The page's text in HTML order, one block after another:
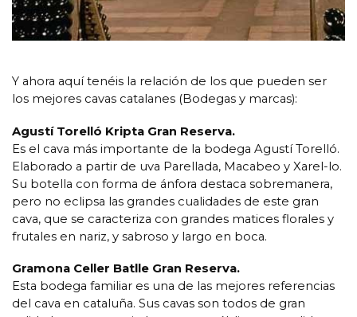
Y ahora aquí tenéis la relación de los que pueden ser
los mejores cavas catalanes (Bodegas y marcas):
Agustí Torelló Kripta Gran Reserva.
Es el cava más importante de la bodega Agustí Torelló.
Elaborado a partir de uva Parellada, Macabeo y Xarel-lo.
Su botella con forma de ánfora destaca sobremanera,
pero no eclipsa las grandes cualidades de este gran
cava, que se caracteriza con grandes matices florales y
frutales en nariz, y sabroso y largo en boca.
Gramona Celler Batlle Gran Reserva.
Esta bodega familiar es una de las mejores referencias
del cava en cataluña. Sus cavas son todos de gran